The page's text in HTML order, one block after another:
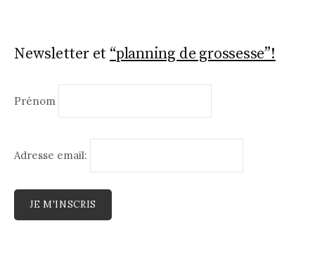
Newsletter et “planning de grossesse”!
Prénom
Adresse email: